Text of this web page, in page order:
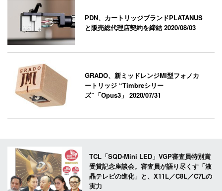
PDN、カートリッジブランドPLATANUS
と販売総代理店契約を締結2020/08/03
GRADO、新ミッドレンジMI型フォノカ
ートリッジ “Timbreシリー
ズ”「Opus3」2020/07/31
TCL「SQD-Mini LED」VGP審査員特別賞
受賞記念座談会。審査員が語り尽くす「液
晶テレビの進化」と、X11L／C8L／C7Lの
実力